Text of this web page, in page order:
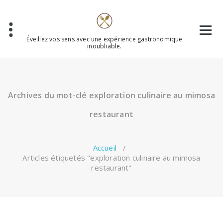
contenu
Éveillez vos sens avec une expérience gastronomique
inoubliable.
Archives du mot-clé exploration culinaire au mimosa
restaurant
Accueil /
Articles étiquetés "exploration culinaire au mimosa
restaurant"